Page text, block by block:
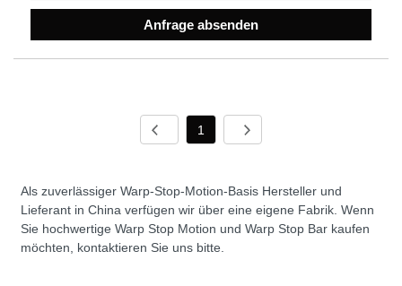
Anfrage absenden
1
Als zuverlässiger Warp-Stop-Motion-Basis Hersteller und
Lieferant in China verfügen wir über eine eigene Fabrik. Wenn
Sie hochwertige Warp Stop Motion und Warp Stop Bar kaufen
möchten, kontaktieren Sie uns bitte.